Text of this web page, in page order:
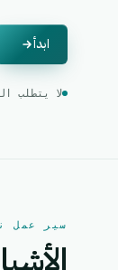
ابدأ
لا يتطلب
سير عمل